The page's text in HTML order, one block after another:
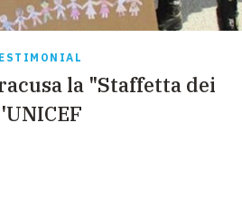
la "Staffetta dei